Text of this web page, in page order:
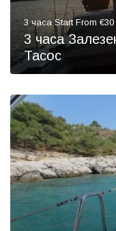
3 часа Start From €30
3 часа
Тасос